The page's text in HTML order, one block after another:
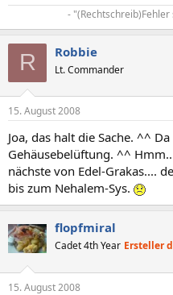
-
R Robbie
Lt. Commander
15. August 2008
Joa, das halt die Sache. ^^
Gehäusebelüftung. ^^
nächste von Edel-Grakas....
bis zum Nehalem-Sys.
flopfmiral
Cadet 4th Year Ersteller
15. August 2008